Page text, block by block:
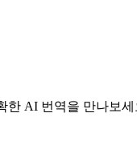
한 AI 번역을 만나보